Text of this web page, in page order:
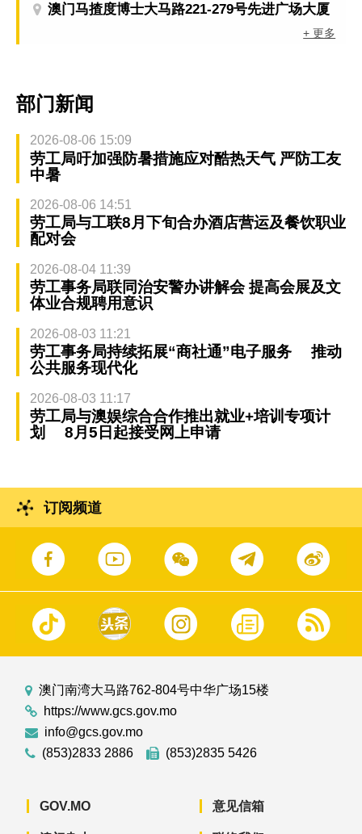
澳门马揸度博士大马路221-279号先进广场大厦
+ 更多
部门新闻
2026-08-06 15:09
劳工局吁加强防暑措施应对酷热天气 严防工友
中暑
2026-08-06 14:51
劳工局与工联8月下旬合办酒店营运及餐饮职业
配对会
2026-08-04 11:39
劳工事务局联同治安警办讲解会 提高会展及文
体业合规聘用意识
2026-08-03 11:21
劳工事务局持续拓展“商社通”电子服务 推动
公共服务现代化
2026-08-03 11:17
劳工局与澳娱综合合作推出就业+培训专项计
划 8月5日起接受网上申请
订阅频道
澳门南湾大马路762-804号中华广场15楼
https://www.gcs.gov.mo
info@gcs.gov.mo
(853)2833 2886
(853)2835 5426
GOV.MO 意见信箱